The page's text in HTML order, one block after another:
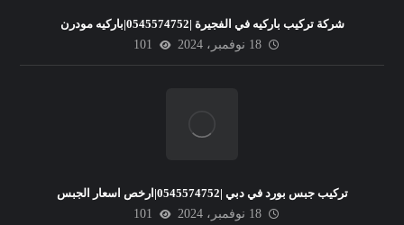
شركة تركيب باركيه في الفجيرة |0545574752|باركيه مودرن
18 نوفمبر، 2024
101
تركيب جبس بورد في دبي |0545574752|ارخص اسعار الجبس
18 نوفمبر، 2024
101